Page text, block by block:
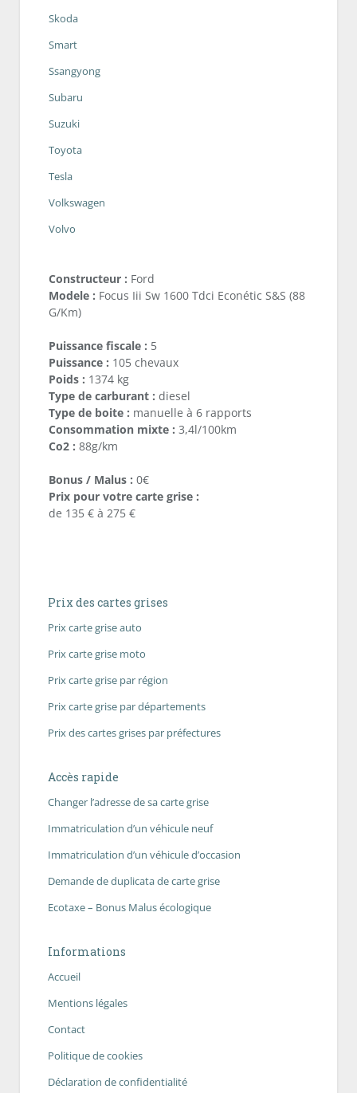
Skoda
Smart
Ssangyong
Subaru
Suzuki
Toyota
Tesla
Volkswagen
Volvo
Constructeur : Ford
Modele : Focus Iii Sw 1600 Tdci Econétic S&S (88
G/Km)
Puissance fiscale : 5
Puissance : 105 chevaux
Poids : 1374 kg
Type de carburant : diesel
Type de boite : manuelle à 6 rapports
Consommation mixte : 3,4l/100km
Co2 : 88g/km
Bonus / Malus : 0€
Prix pour votre carte grise :
de 135 € à 275 €
Prix des cartes grises
Prix carte grise auto
Prix carte grise moto
Prix carte grise par région
Prix carte grise par départements
Prix des cartes grises par préfectures
Accès rapide
Changer l’adresse de sa carte grise
Immatriculation d’un véhicule neuf
Immatriculation d’un véhicule d’occasion
Demande de duplicata de carte grise
Ecotaxe – Bonus Malus écologique
Informations
Accueil
Mentions légales
Contact
Politique de cookies
Déclaration de confidentialité